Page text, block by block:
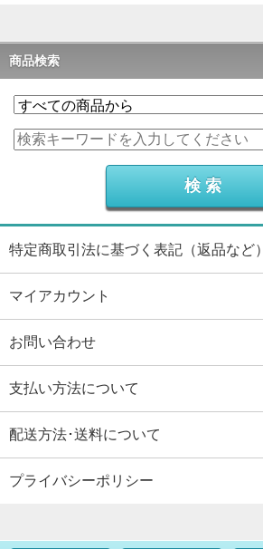
商品検索
特定商取引法に基づく表記（返品など）
マイアカウント
お問い合わせ
支払い方法について
配送方法･送料について
プライバシーポリシー